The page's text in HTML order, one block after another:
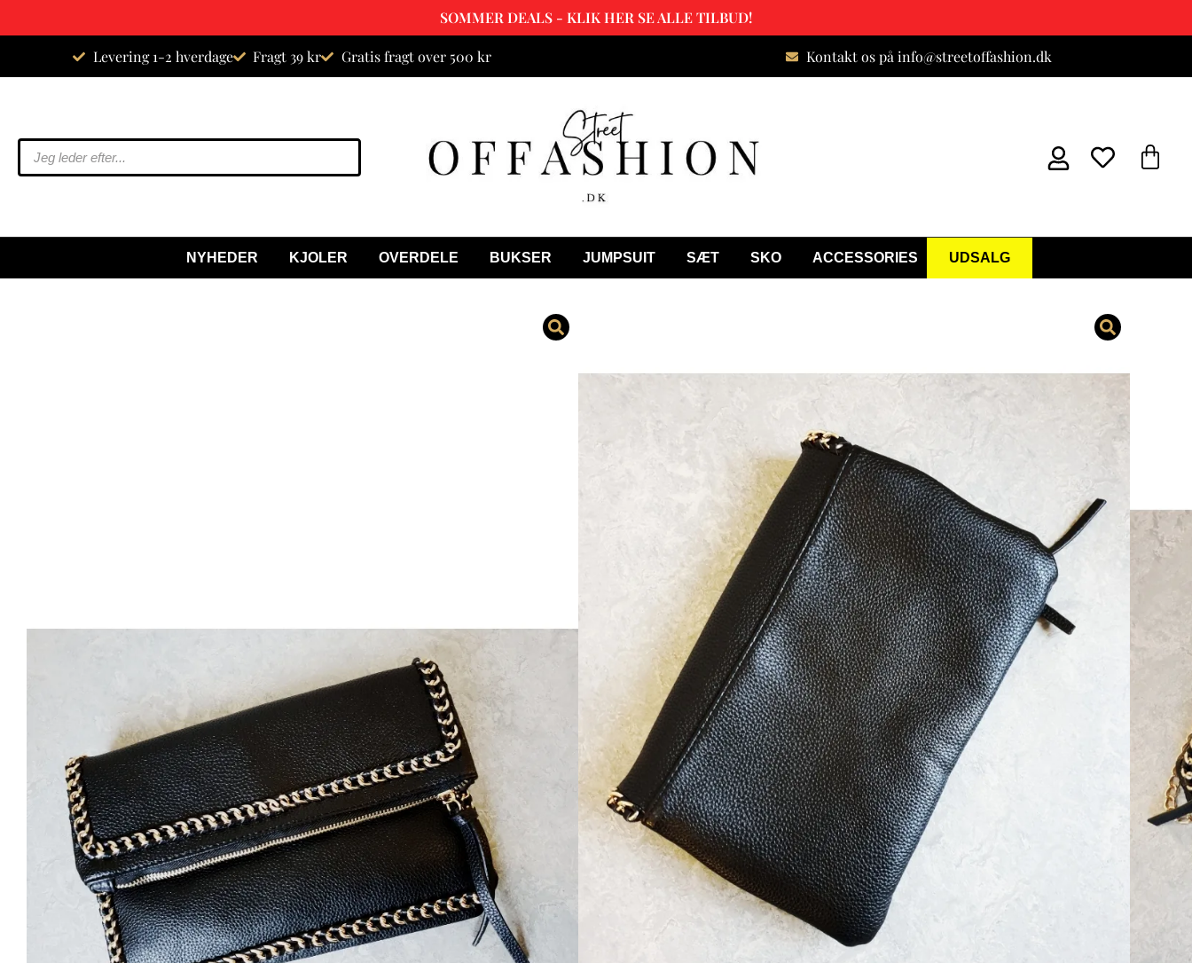
SOMMER DEALS - KLIK HER SE ALLE TILBUD!
Levering 1-2 hverdage Fragt 39 kr Gratis fragt over 500 kr Kontakt os på info@streetoffashion.dk
NYHEDER KJOLER OVERDELE BUKSER JUMPSUIT SÆT SKO ACCESSORIES UDSALG
(0 Kundeanmeldelser)
1 på lager
Add To Wishlist
Dametasker,Accessories,Udsalg
🚚 Fri fragt– Ved køb for 500 kr
⏰ Hurtig levering – 1-2 hverdage til pakkeshop
✅ Sikkerhed
– 100% Dansk webshop
🔄 Returret
– 14 dages fuld returret
💳 Betaling
– Kort, MobilePay & AnyDay